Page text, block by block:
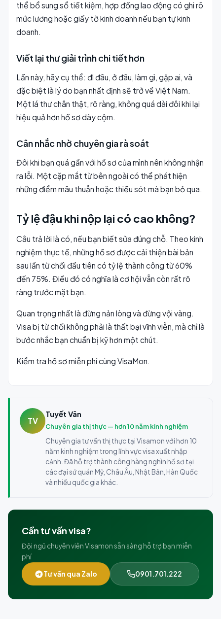
thể bổ sung sổ tiết kiệm, hợp đồng lao động có ghi rõ
mức lương hoặc giấy tờ kinh doanh nếu bạn tự kinh
doanh.
Viết lại thư giải trình chi tiết hơn
Lần này, hãy cụ thể: đi đâu, ở đâu, làm gì, gặp ai, và
đặc biệt là lý do bạn nhất định sẽ trở về Việt Nam.
Một lá thư chân thật, rõ ràng, không quá dài đôi khi lại
hiệu quả hơn hồ sơ dày cộm.
Cân nhắc nhờ chuyên gia rà soát
Đôi khi bạn quá gần với hồ sơ của mình nên không nhận
ra lỗi. Một cặp mắt từ bên ngoài có thể phát hiện
những điểm mâu thuẫn hoặc thiếu sót mà bạn bỏ qua.
Tỷ lệ đậu khi nộp lại có cao không?
Câu trả lời là có, nếu bạn biết sửa đúng chỗ. Theo kinh
nghiệm thực tế, những hồ sơ được cải thiện bài bản
sau lần từ chối đầu tiên có tỷ lệ thành công từ 60%
đến 75%. Điều đó có nghĩa là cơ hội vẫn còn rất rõ
ràng trước mặt bạn.
Quan trọng nhất là đừng nản lòng và đừng vội vàng.
Visa bị từ chối không phải là thất bại vĩnh viễn, mà chỉ là
bước nhắc bạn chuẩn bị kỹ hơn một chút.
Kiểm tra hồ sơ miễn phí cùng VisaMon.
TV
Tuyết Vân
Chuyên gia thị thực — hơn 10 năm kinh nghiệm
Chuyên gia tư vấn thị thực tại Visamon với hơn 10
năm kinh nghiệm trong lĩnh vực visa xuất nhập
cảnh. Đã hỗ trợ thành công hàng nghìn hồ sơ tại
các đại sứ quán Mỹ, Châu Âu, Nhật Bản, Hàn Quốc
và nhiều quốc gia khác.
Cần tư vấn visa?
Đội ngũ chuyên viên Visamon sẵn sàng hỗ trợ bạn miễn
phí
Tư vấn qua Zalo 0901.701.222